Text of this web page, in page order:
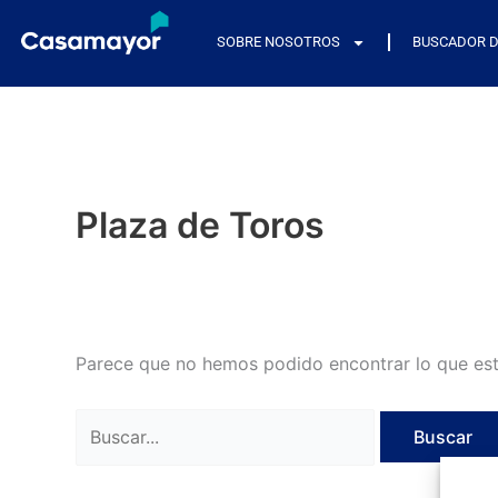
SOBRE NOSOTROS BUSCADOR
Plaza de Toros
Parece que no hemos podido encontrar lo que
por: